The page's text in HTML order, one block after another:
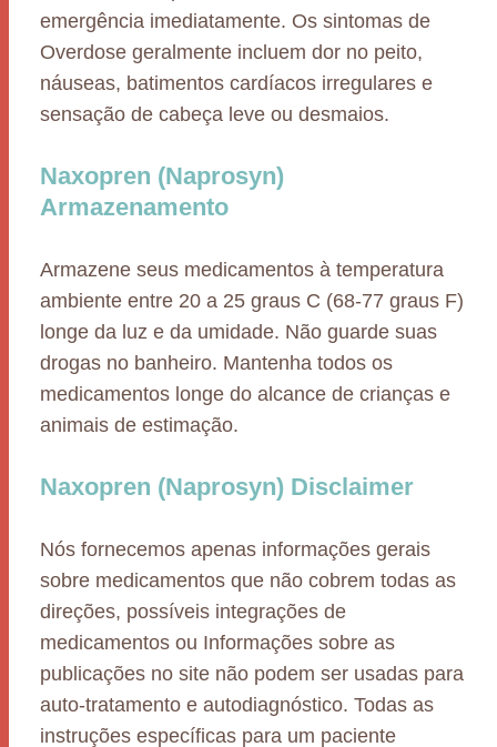
emergência imediatamente. Os sintomas de
Overdose geralmente incluem dor no peito,
náuseas, batimentos cardíacos irregulares e
sensação de cabeça leve ou desmaios.
Naxopren (Naprosyn)
Armazenamento
Armazene seus medicamentos à temperatura
ambiente entre 20 a 25 graus C (68-77 graus F)
longe da luz e da umidade. Não guarde suas
drogas no banheiro. Mantenha todos os
medicamentos longe do alcance de crianças e
animais de estimação.
Naxopren (Naprosyn) Disclaimer
Nós fornecemos apenas informações gerais
sobre medicamentos que não cobrem todas as
direções, possíveis integrações de
medicamentos ou Informações sobre as
publicações no site não podem ser usadas para
auto-tratamento e autodiagnóstico. Todas as
instruções específicas para um paciente